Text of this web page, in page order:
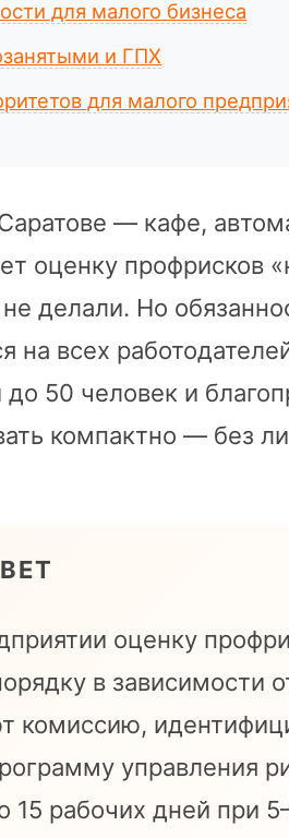
для малого бизнеса
и ГПХ
для малого
— кафе,
оценку профрисков
делали. Но
на всех
50 человек и
компактно — без
оценку
в зависимости
комиссию,
управления
рабочих дней при